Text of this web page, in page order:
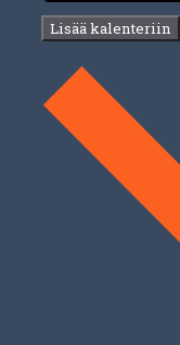
Lisää kalenteriin